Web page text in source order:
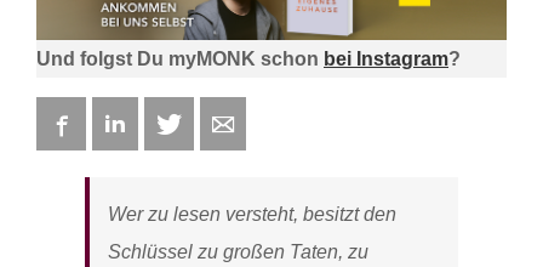
Und folgst Du myMONK schon bei Instagram?
FacebookLinkedIn Twitter
Wer zu lesen versteht, besitzt den
Schlüssel zu großen Taten, zu